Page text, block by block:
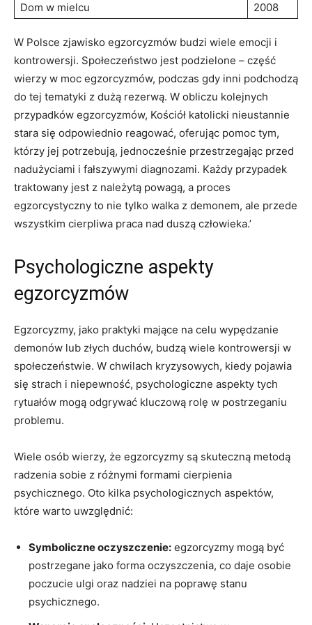
Dom w mielcu
2008
W Polsce zjawisko egzorcyzmów budzi wiele emocji i
kontrowersji. Społeczeństwo⁣ jest podzielone – część
wierzy ⁤w​ moc egzorcyzmów, podczas gdy ⁤inni podchodzą
do tej tematyki z dużą rezerwą. W obliczu‍ kolejnych
przypadków egzorcyzmów, Kościół katolicki nieustannie
stara się odpowiednio reagować,​ oferując pomoc tym,
którzy jej potrzebują, jednocześnie przestrzegając przed
nadużyciami ⁢i ‌fałszywymi diagnozami. Każdy przypadek
traktowany jest z należytą powagą, a proces
egzorcystyczny⁢ to nie tylko walka z demonem, ale przede
wszystkim cierpliwa praca nad duszą człowieka.’
Psychologiczne aspekty
egzorcyzmów
Egzorcyzmy,⁤ jako praktyki mające na celu wypędzanie
⁤demonów lub złych‌ duchów, budzą wiele kontrowersji‌ w
⁢społeczeństwie. ⁢W chwilach kryzysowych, kiedy pojawia
się strach ⁢i niepewność,‌ psychologiczne aspekty tych​
rytuałów mogą ⁤odgrywać kluczową rolę w postrzeganiu
problemu.
Wiele osób wierzy,​ że egzorcyzmy‍ są skuteczną metodą
radzenia sobie z różnymi formami cierpienia
psychicznego. Oto kilka psychologicznych aspektów,⁣
które warto uwzględnić:
Symboliczne oczyszczenie: egzorcyzmy mogą być ​
postrzegane jako⁣ forma oczyszczenia, co daje osobie
poczucie ulgi oraz nadziei na poprawę stanu
psychicznego.